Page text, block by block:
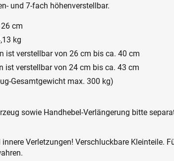
und 7-fach höhenverstellbar.
cm
kg
ist verstellbar von 26 cm bis ca. 40 cm
ist verstellbar von 24 cm bis ca. 43 cm
Gesamtgewicht max. 300 kg)
sowie Handhebel-Verlängerung bitte
Verletzungen! Verschluckbare Kleinteile.